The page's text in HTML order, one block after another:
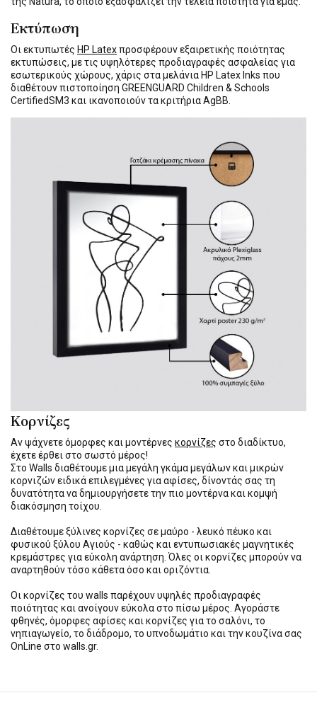
Εκτύπωση
Οι εκτυπωτές HP Latexπροσφέρουν εξαιρετικής ποιότητας
εκτυπώσεις, με τις υψηλότερες προδιαγραφές ασφαλείας για
εσωτερικούς χώρους, χάρις στα μελάνια HP Latex Inks που
διαθέτουν πιστοποίηση GREENGUARD Children & Schools
CertifiedSM3 και ικανοποιούν τα κριτήρια AgBB.
Κορνίζες
Αν ψάχνετε όμορφες και μοντέρνες κορνίζες στο διαδίκτυο,
έχετε έρθει στο σωστό μέρος!
Στο Walls διαθέτουμε μια μεγάλη γκάμα μεγάλων και μικρών
κορνιζών ειδικά επιλεγμένες για αφίσες, δίνοντάς σας τη
δυνατότητα να δημιουργήσετε την πιο μοντέρνα και κομψή
διακόσμηση τοίχου.
Διαθέτουμε ξύλινες κορνίζες σε μαύρο - λευκό πέυκο και
φυσικού ξύλου Αγιούς - καθώς και εντυπωσιακές μαγνητικές
κρεμάστρες για εύκολη ανάρτηση. Όλες οι κορνίζες μπορούν να
αναρτηθούν τόσο κάθετα όσο και οριζόντια.
Οι κορνίζες του walls παρέχουν υψηλές προδιαγραφές
ποιότητας και ανοίγουν εύκολα στο πίσω μέρος. Αγοράστε
φθηνές, όμορφες αφίσες και κορνίζες για το σαλόνι, το
νηπιαγωγείο, το διάδρομο, το υπνοδωμάτιο και την κουζίνα σας
OnLine στο walls.gr.